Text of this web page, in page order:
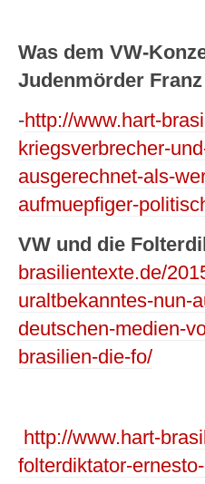
Was dem VW-
Judenmörder
-http://www.hart-
kriegsverbrecher-
ausgerechnet-als-
aufmuepfiger-
VW und die
brasilientexte.de/
uraltbekanntes-nun-
deutschen-medien-
brasilien-die-fo/
http://www.hart-
folterdiktator-